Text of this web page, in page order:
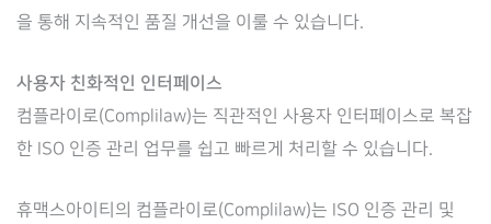
을 통해 지속적인 품질 개선을 이룰 수 있습니다.
사용자 친화적인 인터페이스
컴플라이로(Complilaw)는 직관적인 사용자 인터페이스로 복잡
한 ISO 인증 관리 업무를 쉽고 빠르게 처리할 수 있습니다.
휴맥스아이티의 컴플라이로(Complilaw)는 ISO 인증 관리 및